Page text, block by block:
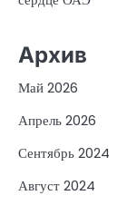
Архив
Май 2026
Апрель 2026
Сентябрь 2024
Август 2024